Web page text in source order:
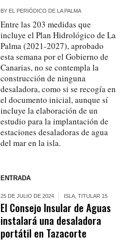
BY EL PERIÓDICO DE LA PALMA
Entre las 203 medidas que
incluye el Plan Hidrológico de La
Palma (2021-2027), aprobado
esta semana por el Gobierno de
Canarias, no se contempla la
construcción de ninguna
desaladora, como si se recogía en
el documento inicial, aunque sí
incluye la elaboración de un
estudio para la implantación de
estaciones desaladoras de agua
del mar en la isla.
ENTRADA
25 DE JULIO DE 2024 ISLA ,TITULAR 15
El Consejo Insular de Aguas
instalará una desaladora
portátil en Tazacorte